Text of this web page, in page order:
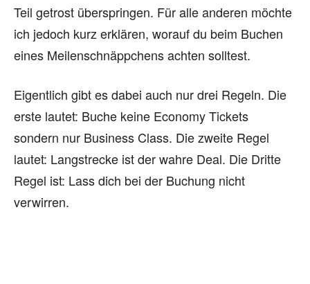
Teil getrost überspringen. Für alle anderen möchte
ich jedoch kurz erklären, worauf du beim Buchen
eines Meilenschnäppchens achten solltest.
Eigentlich gibt es dabei auch nur drei Regeln. Die
erste lautet: Buche keine Economy Tickets
sondern nur Business Class. Die zweite Regel
lautet: Langstrecke ist der wahre Deal. Die Dritte
Regel ist: Lass dich bei der Buchung nicht
verwirren.